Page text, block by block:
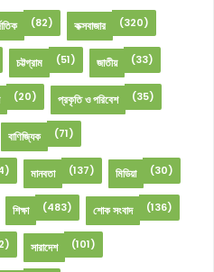
(82) কক্সবাজার (320)
চট্টগ্রাম (51) জাতীয় (33)
(20) প্রকৃতি ও পরিবেশ (35)
বাণিজ্যিক (71)
মানবতা (137) মিডিয়া (30)
শিক্ষা (483) শোক সংবাদ (136)
সারাদেশ (101)